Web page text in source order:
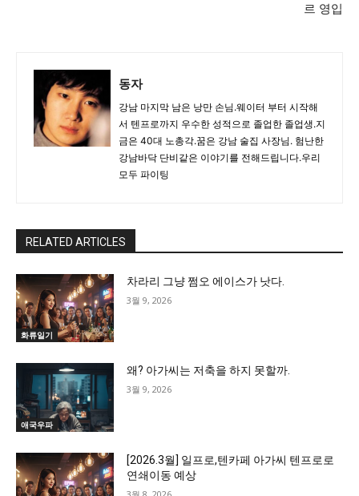
르 영입
동자
강남 마지막 남은 낭만 손님.웨이터 부터 시작해
서 텐프로까지 우수한 성적으로 졸업한 졸업생.지
금은 40대 노총각.꿈은 강남 술집 사장님. 험난한
강남바닥 단비같은 이야기를 전해드립니다.우리
모두 파이팅
RELATED ARTICLES
화류일기
차라리 그냥 쩜오 에이스가 낫다.
3월 9, 2026
애국우파
왜? 아가씨는 저축을 하지 못할까.
3월 9, 2026
[2026.3월] 일프로,텐카페 아가씨 텐프로로
연쇄이동 예상